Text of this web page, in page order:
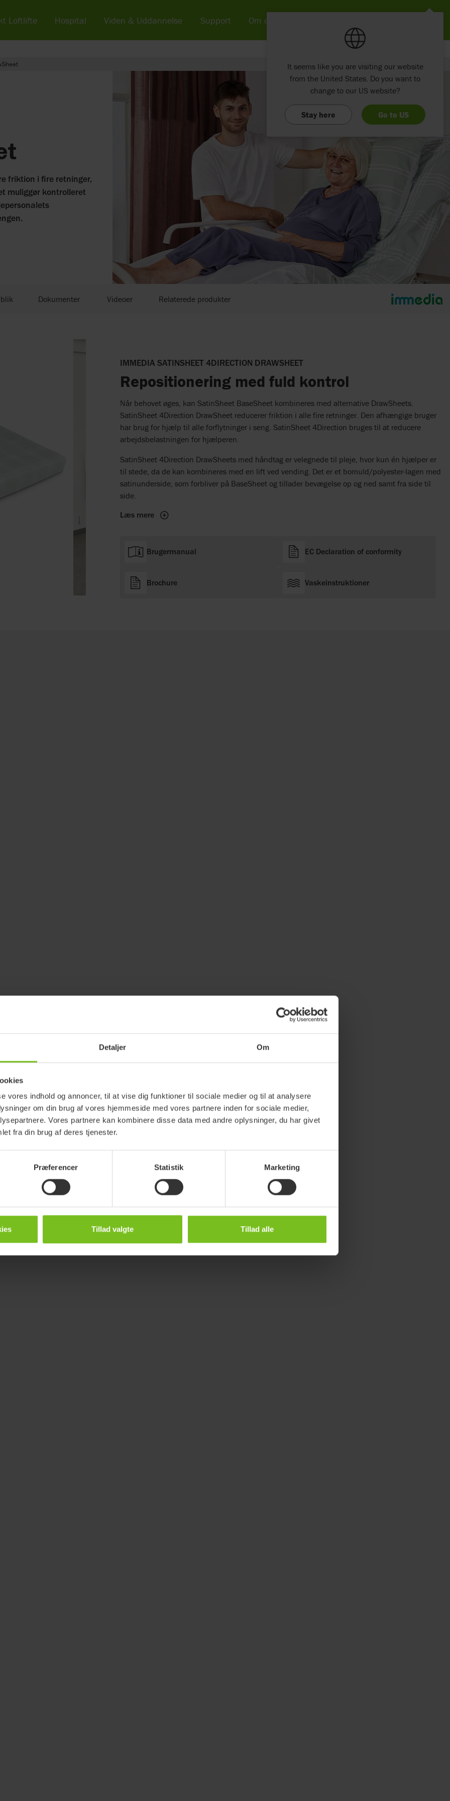
Detaljer Om
vores indhold og annoncer, til at vise dig funktioner til sociale medier og til at analysere
om din brug af vores hjemmeside med vores partnere inden for sociale medier,
Vores partnere kan kombinere disse data med andre oplysninger, du har givet
fra din brug af deres tjenester.
Præferencer Statistik Marketing
Tillad valgte Tillad alle
friktion i fire retninger,
muliggør kontrolleret
Dokumenter Videoer Relaterede produkter
IMMEDIA SATINSHEET 4DIRECTION DRAWSHEET
Repositionering med fuld kontrol
Når behovet øges, kan SatinSheet BaseSheet kombineres med alternative DrawSheets.
SatinSheet 4Direction DrawSheet reducerer friktion i alle fire retninger. Den afhængige bruger
har brug for hjælp til alle forflytninger i seng. SatinSheet 4Direction bruges til at reducere
arbejdsbelastningen for hjælperen.
SatinSheet 4Direction DrawSheets med håndtag er velegnede til pleje, hvor kun én hjælper er
til stede, da de kan kombineres med en lift ved vending. Det er et bomuld/polyester-lagen med
satinunderside, som forbliver på BaseSheet og tillader bevægelse op og ned samt fra side til
side.
Læs mere
Brugermanual EC Declaration of conformity
Brochure Vaskeinstruktioner
Loftlifte Hospital Viden & Uddannelse Support Om os
It seems like you are visiting our website
from the United States. Do you want to
change to our US website?
Stay here Go to US